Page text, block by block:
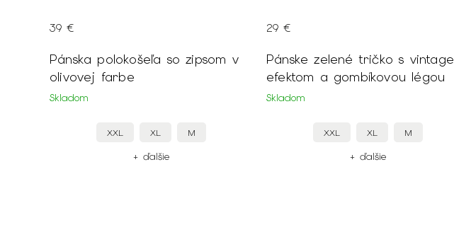
Pánska polokošeľa so zipsom v
olivovej farbe
Skladom
39 €
XXL XL M
+ ďalšie
Pánske zelené tričko s vintage
efektom a gombíkovou légou
Skladom
29 €
XXL XL M
+ ďalšie